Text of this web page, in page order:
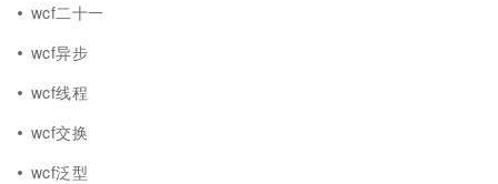
wcf二十一
wcf异步
wcf线程
wcf交换
wcf泛型